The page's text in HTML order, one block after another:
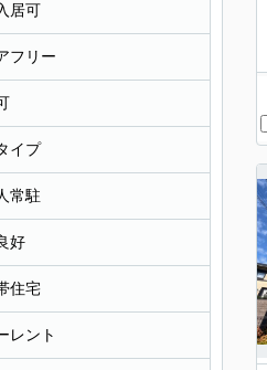
居可
フリー
イプ
常駐
好
住宅
レント